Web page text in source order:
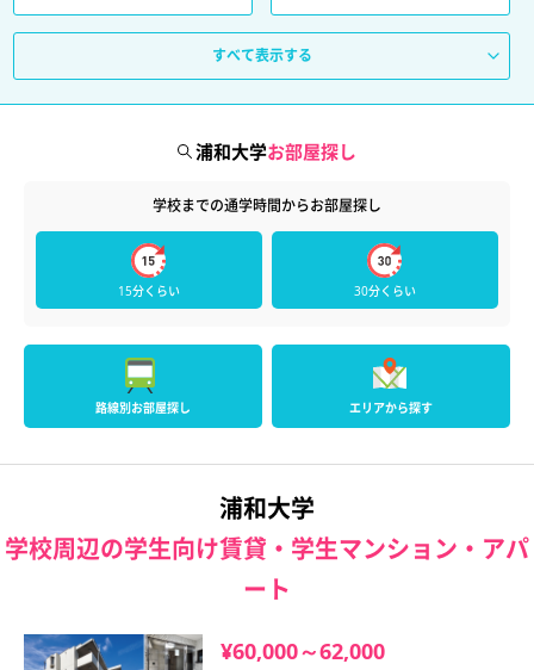
すべて表示する
浦和大学お部屋探し
学校までの通学時間からお部屋探し
15分くらい 30分くらい
路線別お部屋探し エリアから探す
浦和大学
学校周辺の学生向け賃貸・学生マンション・アパ
ート
¥60,000～62,000